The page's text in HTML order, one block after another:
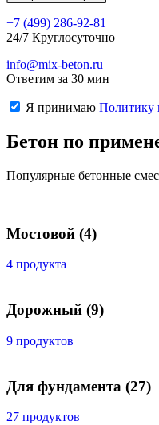
+7 (499) 286-92-81
24/7 Круглосуточно
info@mix-beton.ru
Ответим за 30 мин
Я принимаю Политику
Бетон по
Популярные бетонные
Мостовой (4)
4 продукта
Дорожный (9)
9 продуктов
Для фундамента (27)
27 продуктов